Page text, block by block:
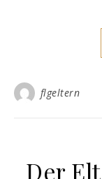
flgeltern
Der